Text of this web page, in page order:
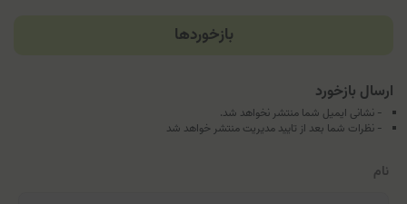
بازخوردها
ارسال بازخورد
- نشانی ایمیل شما منتشر نخواهد شد.
- نظرات شما بعد از تایید مدیریت منتشر خواهد شد
نام